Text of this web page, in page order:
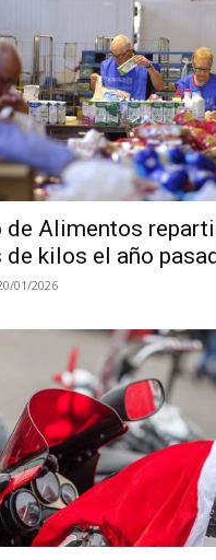
de Alimentos
kilos el año
01/2026